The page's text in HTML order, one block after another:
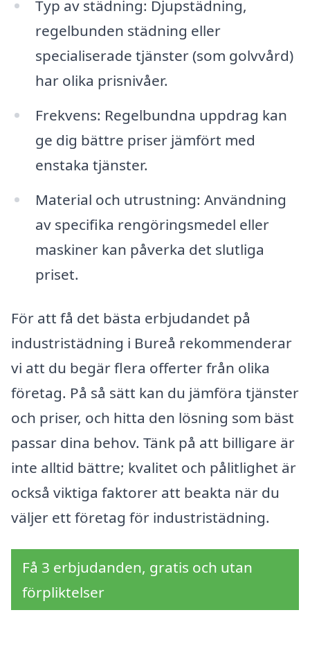
Typ av städning: Djupstädning,
regelbunden städning eller
specialiserade tjänster (som golvvård)
har olika prisnivåer.
Frekvens: Regelbundna uppdrag kan
ge dig bättre priser jämfört med
enstaka tjänster.
Material och utrustning: Användning
av specifika rengöringsmedel eller
maskiner kan påverka det slutliga
priset.
För att få det bästa erbjudandet på
industristädning i Bureå rekommenderar
vi att du begär flera offerter från olika
företag. På så sätt kan du jämföra tjänster
och priser, och hitta den lösning som bäst
passar dina behov. Tänk på att billigare är
inte alltid bättre; kvalitet och pålitlighet är
också viktiga faktorer att beakta när du
väljer ett företag för industristädning.
Få 3 erbjudanden, gratis och utan
förpliktelser